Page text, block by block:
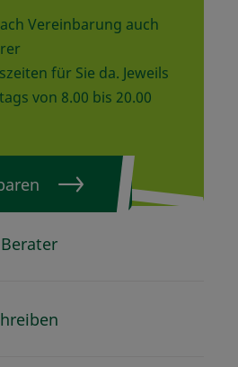
Vereinbarung auch
für Sie da. Jeweils
von 8.00 bis 20.00